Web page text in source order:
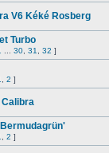
V6 Kéké Rosberg
Turbo
30 31 32 ]
2 ]
Calibra
2 ]